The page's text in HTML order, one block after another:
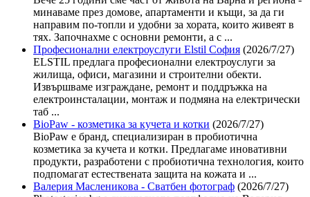
минаваме през домове, апартаменти и къщи, за да ги
направим по-топли и удобни за хората, които живеят в
тях. Започнахме с основни ремонти, а с ...
Професионални електроуслуги Elstil София (2026/7/27)
ELSTIL предлага професионални електроуслуги за
жилища, офиси, магазини и строителни обекти.
Извършваме изграждане, ремонт и поддръжка на
електроинсталации, монтаж и подмяна на електрически
таб ...
BioPaw - козметика за кучета и котки (2026/7/27)
BioPaw е бранд, специализиран в пробиотична
козметика за кучета и котки. Предлагаме иновативни
продукти, разработени с пробиотична технология, които
подпомагат естествената защита на кожата и ...
Валерия Масленикова - Сватбен фотограф (2026/7/27)